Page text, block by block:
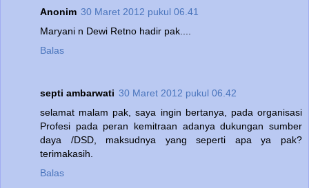
Anonim 30 Maret 2012 pukul 06.41
Maryani n Dewi Retno hadir pak....
Balas
septi ambarwati 30 Maret 2012 pukul 06.42
selamat malam pak, saya ingin bertanya, pada organisasi
Profesi pada peran kemitraan adanya dukungan sumber
daya /DSD, maksudnya yang seperti apa ya pak?
terimakasih.
Balas